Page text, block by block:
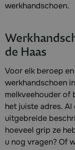
werkhandschoen.
de Haas
Voor elk beroep
werkhandschoen
melkveehouder of
het juiste adres.
uitgebreide
hoeveel grip ze
u nog vragen? Of